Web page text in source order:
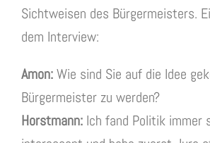
Sichtweisen des Bürgermeisters.
dem Interview:
Amon:Wie sind Sie auf die Idee
Bürgermeister zu werden?
Horstmann: Ich fand Politik immer